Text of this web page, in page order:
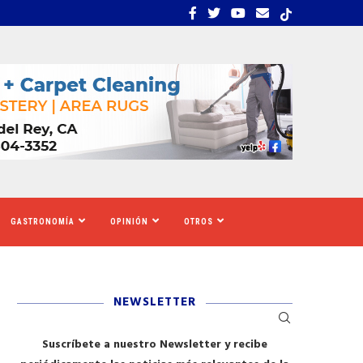
ESTRÉS, INCERTIDUMBRE Y MIEDO... CALIFORNIA SE
GASTRONOMÍA OPINIÓN OTROS
NEWSLETTER
Suscríbete a nuestro Newsletter y recibe